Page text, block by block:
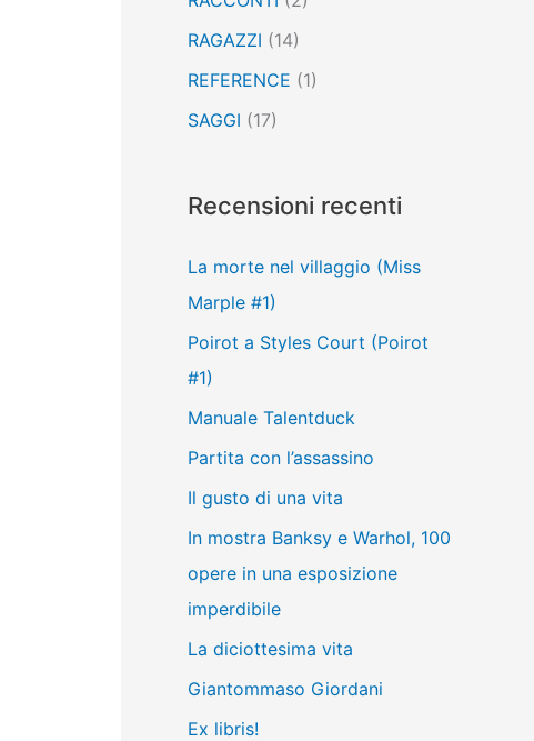
RAGAZZI (14)
REFERENCE (1)
SAGGI (17)
Recensioni recenti
La morte nel villaggio (Miss
Marple #1)
Poirot a Styles Court (Poirot
#1)
Manuale Talentduck
Partita con l’assassino
Il gusto di una vita
In mostra Banksy e Warhol, 100
opere in una esposizione
imperdibile
La diciottesima vita
Giantommaso Giordani
Ex libris!